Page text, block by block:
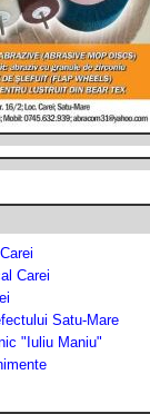
Carei
Satu-Mare
"Iuliu Maniu"